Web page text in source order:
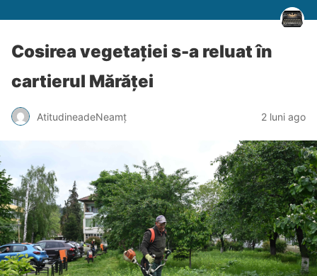
Cosirea vegetației s-a reluat în
cartierul Mărăței
AtitudineadeNeamț 2 luni ago